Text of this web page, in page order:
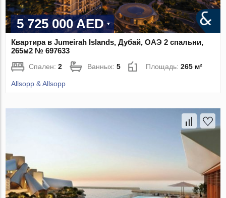
5 725 000 AED
Квартира в Jumeirah Islands, Дубай, ОАЭ 2 спальни,
265м2 № 697633
Спален:2 Ванных:5 Площадь:265 м²
Allsopp & Allsopp